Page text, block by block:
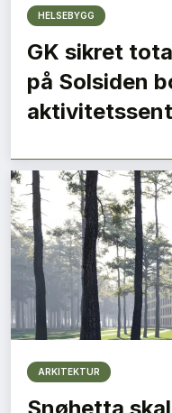
HELSEBYGG
GK sikret
på Solsiden
ARKITEKTUR